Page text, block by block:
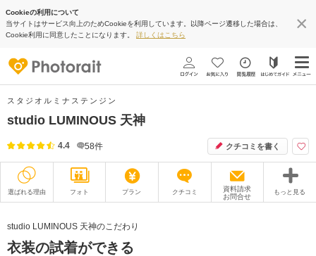
Cookieの利用について
当サイトはサービス向上のためCookieを利用しています。以降ページ遷移した場合は、
Cookie利用に同意したことになります。 詳しくはこちら
スタジオルミナステンジン
studio LUMINOUS 天神
4.4 58件 クチコミを書く
選ばれる理由 フォト プラン クチコミ
資料請求
お問合せ
もっと見る
衣装
studio LUMINOUS 天神のこだわり
衣装の試着ができる